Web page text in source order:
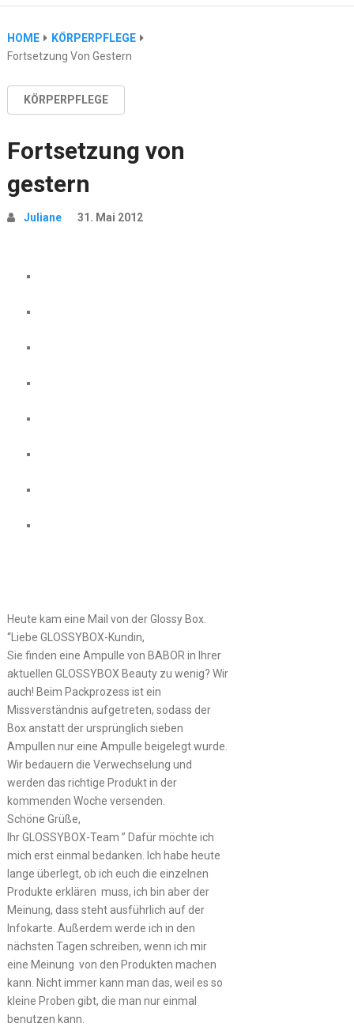
HOME
KÖRPERPFLEGE
Fortsetzung Von Gestern
KÖRPERPFLEGE
Fortsetzung von
gestern
Juliane 31. Mai 2012
Heute kam eine Mail von der Glossy Box.
“Liebe GLOSSYBOX-Kundin,
Sie finden eine Ampulle von BABOR in Ihrer
aktuellen GLOSSYBOX Beauty zu wenig? Wir
auch! Beim Packprozess ist ein
Missverständnis aufgetreten, sodass der
Box anstatt der ursprünglich sieben
Ampullen nur eine Ampulle beigelegt wurde.
Wir bedauern die Verwechselung und
werden das richtige Produkt in der
kommenden Woche versenden.
Schöne Grüße,
Ihr GLOSSYBOX-Team ” Dafür möchte ich
mich erst einmal bedanken. Ich habe heute
lange überlegt, ob ich euch die einzelnen
Produkte erklären muss, ich bin aber der
Meinung, dass steht ausführlich auf der
Infokarte. Außerdem werde ich in den
nächsten Tagen schreiben, wenn ich mir
eine Meinung von den Produkten machen
kann. Nicht immer kann man das, weil es so
kleine Proben gibt, die man nur einmal
benutzen kann.